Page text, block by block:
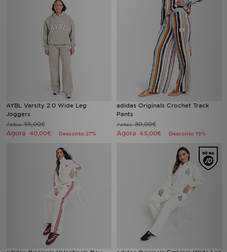
AYBL Varsity 2.0 Wide Leg
Joggers
Antes55,00€
Agora 40,00€ Desconto 27%
adidas Originals Crochet Track
Pants
Antes80,00€
Agora 65,00€ Desconto 19%